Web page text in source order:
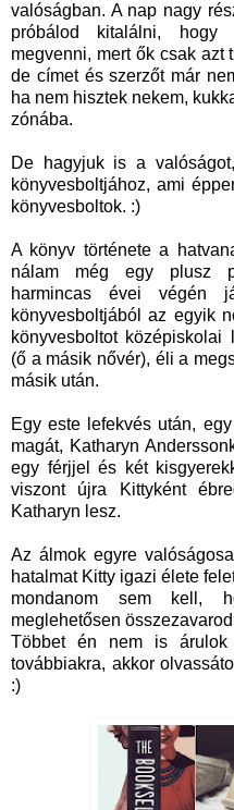
valóságban. A nap nagy
próbálod kitalálni, hogy
megvenni, mert ők csak azt
de címet és szerzőt már
ha nem hisztek nekem,
zónába.
De hagyjuk is a
könyvesboltjához, ami
könyvesboltok. :)
A könyv története a
nálam még egy plusz
harmincas évei végén
könyvesboltjából az egyik
könyvesboltot középiskolai
(ő a másik nővér), éli a
másik után.
Egy este lefekvés után,
magát, Katharyn
egy férjjel és két
viszont újra Kittyként
Katharyn lesz.
Az álmok egyre
hatalmat Kitty igazi élete
mondanom sem kell,
meglehetősen
Többet én nem is
továbbiakra, akkor
:)